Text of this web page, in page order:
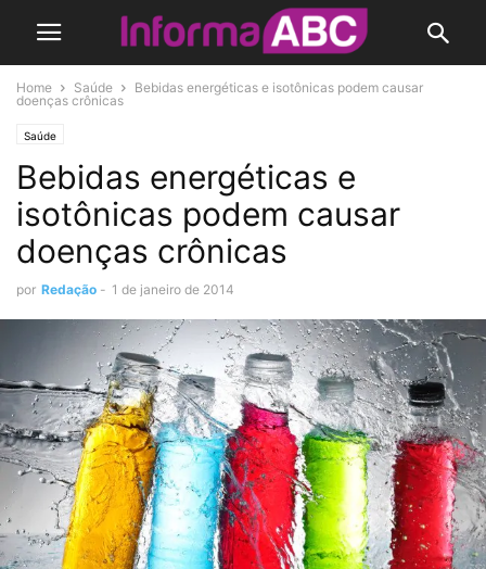
Home Saúde
Bebidas energéticas e isotônicas podem causar
doenças crônicas
Saúde
Bebidas energéticas e
isotônicas podem causar
doenças crônicas
por Redação - 1 de janeiro de 2014